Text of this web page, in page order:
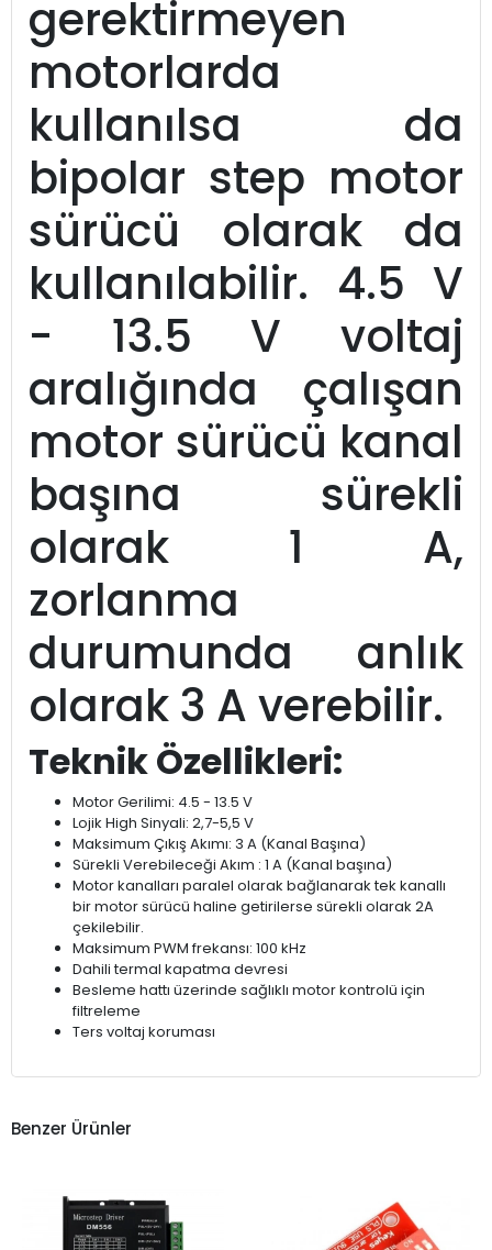
gerektirmeyen
motorlarda
kullanılsa da
bipolar step motor
sürücü olarak da
kullanılabilir. 4.5 V
- 13.5 V voltaj
aralığında çalışan
motor sürücü kanal
başına sürekli
olarak 1 A,
zorlanma
durumunda anlık
olarak 3 A verebilir.
Teknik Özellikleri:
Motor Gerilimi: 4.5 - 13.5 V
Lojik High Sinyali: 2,7-5,5 V
Maksimum Çıkış Akımı: 3 A (Kanal Başına)
Sürekli Verebileceği Akım : 1 A (Kanal başına)
Motor kanalları paralel olarak bağlanarak tek kanallı
bir motor sürücü haline getirilerse sürekli olarak 2A
çekilebilir.
Maksimum PWM frekansı: 100 kHz
Dahili termal kapatma devresi
Besleme hattı üzerinde sağlıklı motor kontrolü için
filtreleme
Ters voltaj koruması
Benzer Ürünler